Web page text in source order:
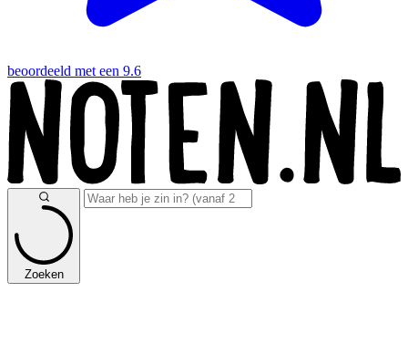
beoordeeld met een 9.6
Zoeken